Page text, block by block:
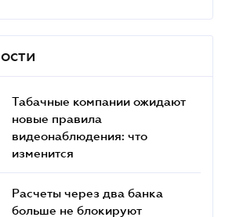
Табачные компании ожидают
новые правила
видеонаблюдения: что
изменится
Расчеты через два банка
больше не блокируют